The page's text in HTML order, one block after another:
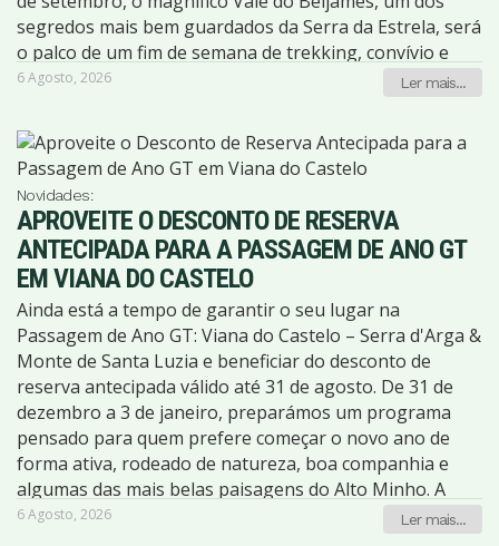
levá-lo a descobrir muito mais do que uma paisagem
deslumbrante. Pode ser o início de novas amizades, de
novas aventuras e de muitas histórias para recordar.
Escolha o seu próximo destino e junte-se à família
segredos mais bem guardados da Serra da Estrela, será
o palco de um fim de semana de trekking, convívio e
partilha. Mais do que um programa de caminhadas,
será uma oportunidade para reunir pessoas que, ao
longo dos anos, fizeram parte desta grande família,
recordando aventuras, criando novas memórias e
celebrando uma vida dedicada à montanha e ao turismo
de natureza. O programa inclui duas caminhadas por
alguns dos locais mais deslumbrantes da Serra da
Estrela. Exploraremos o encantador Vale do Beijames,
com os seus ribeiros, bosques e antigos caminhos
serranos, e percorreremos a magnífica Rota das Faias,
um dos trilhos mais emblemáticos da região, onde a
natureza começa a vestir as cores do outono. Ao longo
de mais de duas décadas, João Sá Nogueira guiou
milhares de participantes por Portugal e por vários
destinos internacionais, partilhando a sua paixão pela
montanha, pela descoberta e pelo espírito de aventura.
Esta será uma excelente oportunidade para voltar a
caminhar juntos, rever velhos amigos, conhecer novos
companheiros de trilho e celebrar um marco muito
6 Agosto, 2026 Ler mais...
Novidades:
APROVEITE O DESCONTO DE RESERVA
ANTECIPADA PARA A PASSAGEM DE ANO GT
EM VIANA DO CASTELO
Ainda está a tempo de garantir o seu lugar na
Passagem de Ano GT: Viana do Castelo – Serra d'Arga &
Monte de Santa Luzia e beneficiar do desconto de
reserva antecipada válido até 31 de agosto. De 31 de
dezembro a 3 de janeiro, preparámos um programa
pensado para quem prefere começar o novo ano de
forma ativa, rodeado de natureza, boa companhia e
algumas das mais belas paisagens do Alto Minho. A
aventura começa com um jantar especial de Réveillon
junto ao rio Lima, no coração de Viana do Castelo,
6 Agosto, 2026 Ler mais...